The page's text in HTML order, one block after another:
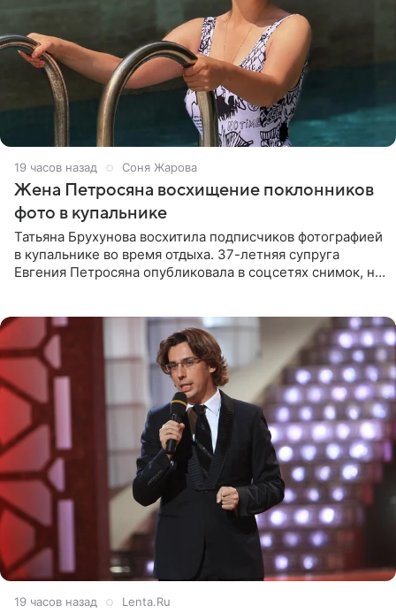
19 часов назад Соня Жарова
Жена Петросяна восхищение поклонников
фото в купальнике
Татьяна Брухунова восхитила подписчиков фотографией
в купальнике во время отдыха. 37-летняя супруга
Евгения Петросяна опубликовала в соцсетях снимок, на
19 часов назад Lenta.Ru